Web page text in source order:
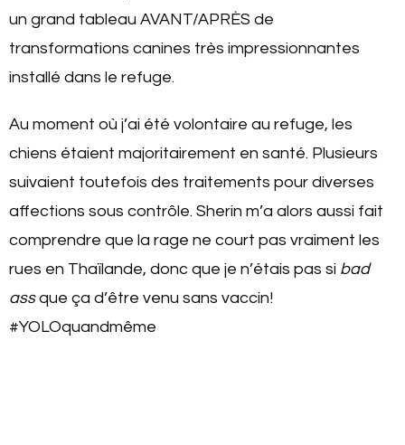
un grand tableau AVANT/APRÈS de
transformations canines très impressionnantes
installé dans le refuge.
Au moment où j’ai été volontaire au refuge, les
chiens étaient majoritairement en santé. Plusieurs
suivaient toutefois des traitements pour diverses
affections sous contrôle. Sherin m’a alors aussi fait
comprendre que la rage ne court pas vraiment les
rues en Thaïlande, donc que je n’étais pas si bad
assque ça d’être venu sans vaccin!
#YOLOquandmême